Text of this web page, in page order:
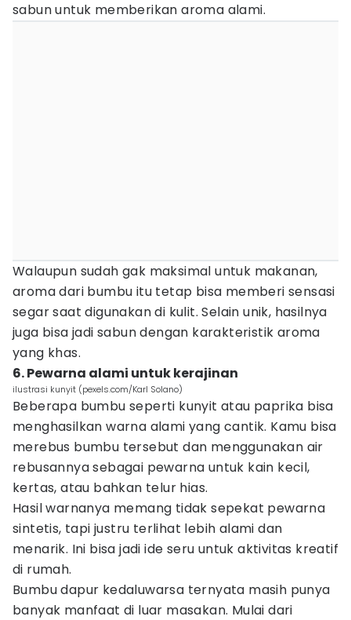
sabun untuk memberikan aroma alami.
Walaupun sudah gak maksimal untuk makanan,
aroma dari bumbu itu tetap bisa memberi sensasi
segar saat digunakan di kulit. Selain unik, hasilnya
juga bisa jadi sabun dengan karakteristik aroma
yang khas.
6. Pewarna alami untuk kerajinan
ilustrasi kunyit (pexels.com/Karl Solano)
Beberapa bumbu seperti kunyit atau paprika bisa
menghasilkan warna alami yang cantik. Kamu bisa
merebus bumbu tersebut dan menggunakan air
rebusannya sebagai pewarna untuk kain kecil,
kertas, atau bahkan telur hias.
Hasil warnanya memang tidak sepekat pewarna
sintetis, tapi justru terlihat lebih alami dan
menarik. Ini bisa jadi ide seru untuk aktivitas kreatif
di rumah.
Bumbu dapur kedaluwarsa ternyata masih punya
banyak manfaat di luar masakan. Mulai dari